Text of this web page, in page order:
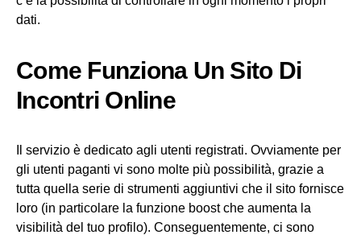
dati.
Come Funziona Un Sito Di
Incontri Online
Il servizio è dedicato agli utenti registrati. Ovviamente per
gli utenti paganti vi sono molte più possibilità, grazie a
tutta quella serie di strumenti aggiuntivi che il sito fornisce
loro (in particolare la funzione boost che aumenta la
visibilità del tuo profilo). Conseguentemente, ci sono